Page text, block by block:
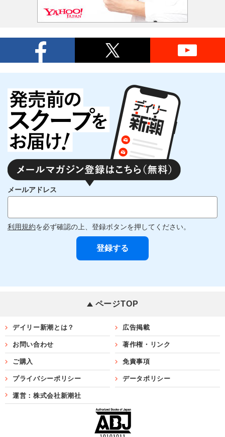
メールアドレス
利用規約を必ず確認の上、登録ボタンを押してください。
ページTOP
デイリー新潮とは？ 広告掲載
お問い合わせ 著作権・リンク
ご購入 免責事項
プライバシーポリシー データポリシー
運営：株式会社新潮社